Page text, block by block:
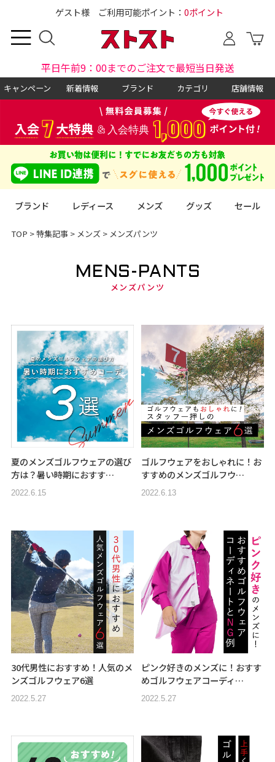
ゲスト様 ご利用可能ポイント： 0ポイント
平日午前9：00までのご注文で最短当日発送
キャンペーン 新着情報 ブランド カテゴリ 店舗情報
ブランド レディース メンズ グッズ セール
TOP >特集記事> メンズ> メンズパンツ
MENS-PANTS
メンズパンツ
夏のメンズゴルフウェアの選び
方は？暑い時期におすす…
2022.6.15
ゴルフウェアをおしゃれに！お
すすめのメンズゴルフウ…
2022.6.13
30代男性におすすめ！人気のメ
ンズゴルフウェア6選
2022.5.27
ピンク好きのメンズに！おすす
めゴルフウェアコーディ…
2022.5.27